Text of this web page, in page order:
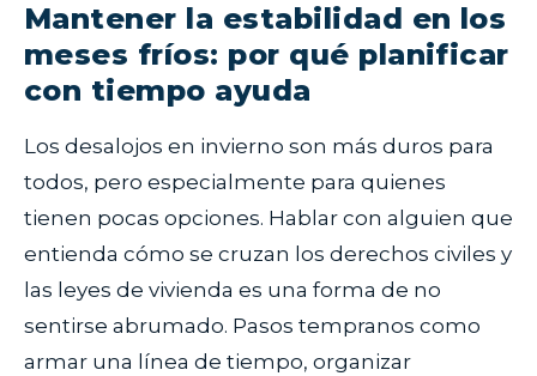
Mantener la estabilidad en los
meses fríos: por qué planificar
con tiempo ayuda
Los desalojos en invierno son más duros para
todos, pero especialmente para quienes
tienen pocas opciones. Hablar con alguien que
entienda cómo se cruzan los derechos civiles y
las leyes de vivienda es una forma de no
sentirse abrumado. Pasos tempranos como
armar una línea de tiempo, organizar